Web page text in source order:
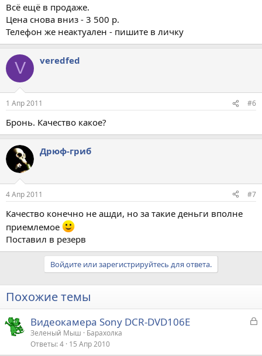
Всё ещё в продаже.
Цена снова вниз - 3 500 р.
Телефон же неактуален - пишите в личку
V veredfed
1 Апр 2011 #6
Бронь. Качество какое?
Дрюф-гриб
4 Апр 2011 #7
Качество конечно не ашди, но за такие деньги вполне
приемлемое
Поставил в резерв
Войдите или зарегистрируйтесь для ответа.
Похожие темы
З
Видеокамера Sony DCR-DVD106E
Зеленый Мыш
Барахолка
Ответы 4 15 Апр 2010